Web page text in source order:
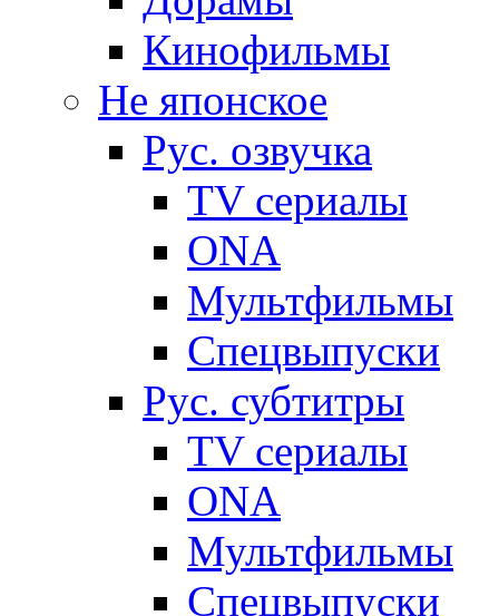
Кинофильмы
Не японское
Рус. озвучка
TV сериалы
ONA
Мультфильмы
Спецвыпуски
Рус. субтитры
TV сериалы
ONA
Мультфильмы
Спецвыпуски